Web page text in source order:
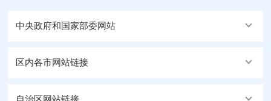
中央政府和国家部委网站
区内各市网站链接